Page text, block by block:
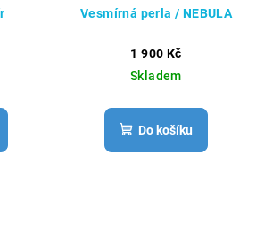
Vesmírná perla / NEBULA
1 900 Kč
Skladem
Do košíku